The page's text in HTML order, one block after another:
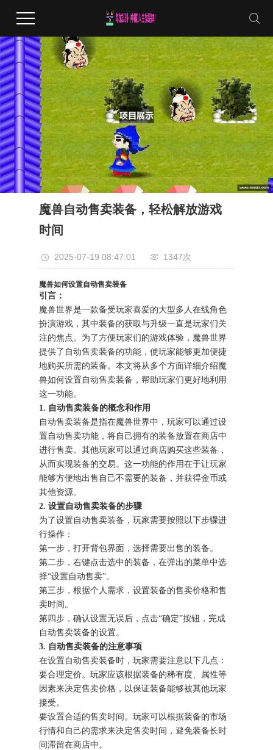
魔兽自动售卖装备，轻松解放游戏
时间
2025-07-19 08:47:01 1347次
魔兽如何设置自动售卖装备
引言：
魔兽世界是一款备受玩家喜爱的大型多人在线角色
扮演游戏，其中装备的获取与升级一直是玩家们关
注的焦点。为了方便玩家们的游戏体验，魔兽世界
提供了自动售卖装备的功能，使玩家能够更加便捷
地购买所需的装备。本文将从多个方面详细介绍魔
兽如何设置自动售卖装备，帮助玩家们更好地利用
这一功能。
1. 自动售卖装备的概念和作用
自动售卖装备是指在魔兽世界中，玩家可以通过设
置自动售卖功能，将自己拥有的装备放置在商店中
进行售卖。其他玩家可以通过商店购买这些装备，
从而实现装备的交易。这一功能的作用在于让玩家
能够方便地出售自己不需要的装备，并获得金币或
其他资源。
2. 设置自动售卖装备的步骤
为了设置自动售卖装备，玩家需要按照以下步骤进
行操作：
第一步，打开背包界面，选择需要出售的装备。
第二步，右键点击选中的装备，在弹出的菜单中选
择“设置自动售卖”。
第三步，根据个人需求，设置装备的售卖价格和售
卖时间。
第四步，确认设置无误后，点击“确定”按钮，完成
自动售卖装备的设置。
3. 自动售卖装备的注意事项
在设置自动售卖装备时，玩家需要注意以下几点：
要合理定价。玩家应该根据装备的稀有度、属性等
因素来决定售卖价格，以保证装备能够被其他玩家
接受。
要设置合适的售卖时间。玩家可以根据装备的市场
行情和自己的需求来决定售卖时间，避免装备长时
间滞留在商店中。